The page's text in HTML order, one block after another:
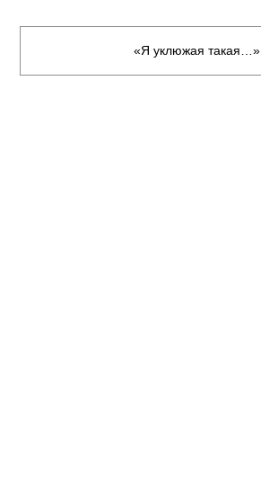
«Я уклюжая такая…»